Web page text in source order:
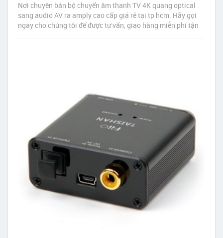
Nơi chuyên bán bộ chuyển âm thanh TV 4K quang optical
sang audio AV ra amply cao cấp giá rẻ tại tp hcm. Hãy gọi
ngay cho chúng tôi để được tư vấn, giao hàng miễn phí tận